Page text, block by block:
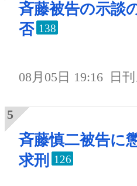
斉藤被告の示談
否 138
08月05日 19:16 日
斉藤慎二被告に
求刑
126